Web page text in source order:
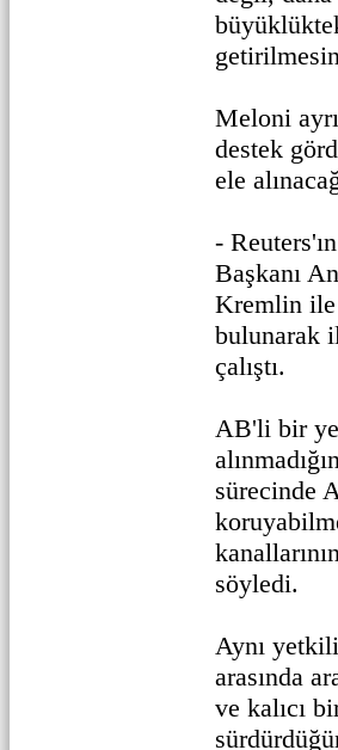
Meloni
destek
ele
-
Başkanı
Kremlin ile
bulunarak
çalıştı.
AB'li bir
sürecinde
söyledi.
Aynı
arasında
ve kalıcı